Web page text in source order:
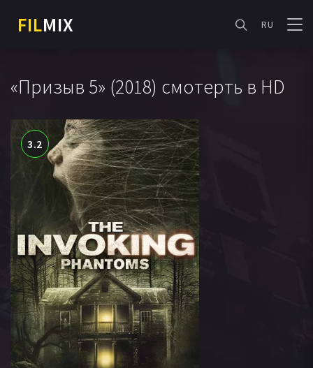
FILMIX RU
«Призыв 5» (2018) смотерть в HD
3.2